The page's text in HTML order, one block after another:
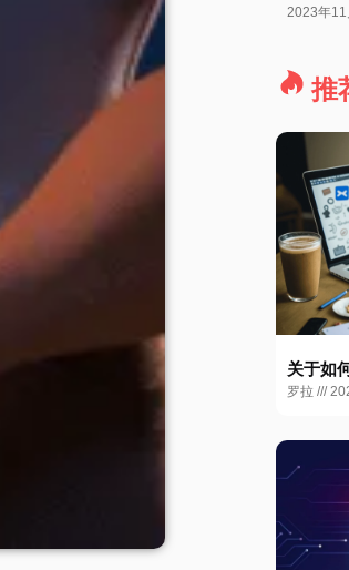
2023年11
推
关于如
罗拉